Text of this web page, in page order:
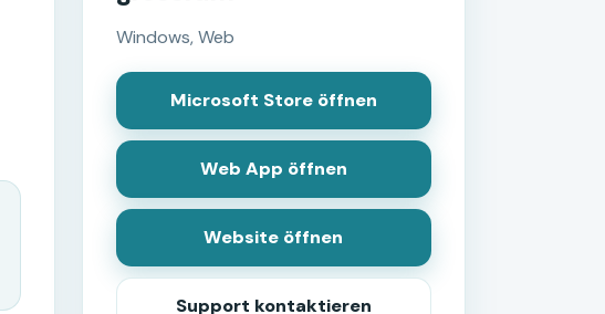
Windows, Web
Microsoft Store öffnen
Web App öffnen
Website öffnen
Support kontaktieren